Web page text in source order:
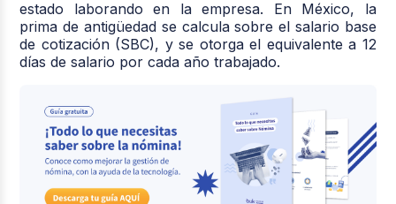
estado laborando en la empresa. En México, la
prima de antigüedad se calcula sobre el salario base
de cotización (SBC), y se otorga el equivalente a 12
días de salario por cada año trabajado.